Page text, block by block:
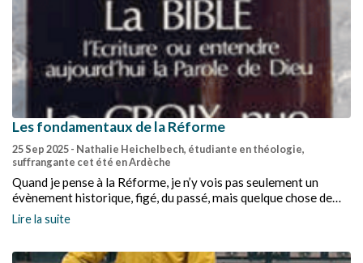
Les fondamentaux de la Réforme
25 Sep 2025- Nathalie Heichelbech, étudiante en théologie,
suffrangante cet été en Ardèche
Quand je pense à la Réforme, je n’y vois pas seulement un
évènement historique, figé, du passé, mais quelque chose de
bien vivant dans lequel je me reconnais aujourd’hui.
Lire la suite